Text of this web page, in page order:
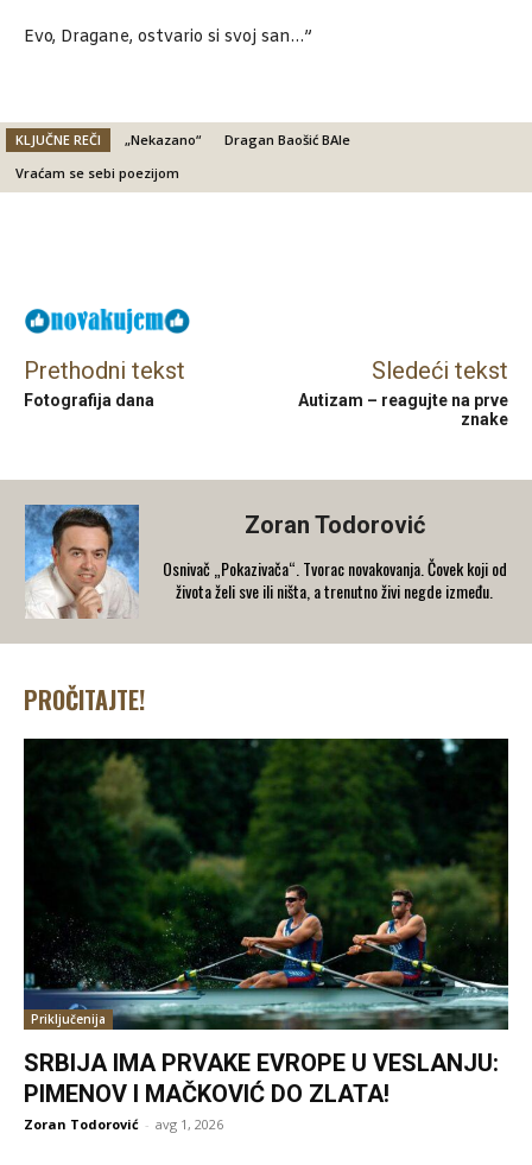
Evo, Dragane, ostvario si svoj san…”
KLJUČNE REČI „Nekazano“
Dragan Baošić BAle
Vraćam se sebi poezijom
Prethodni tekst
Fotografija dana
Sledeći tekst
Autizam – reagujte na prve
znake
Zoran Todorović
Osnivač „Pokazivača“. Tvorac novakovanja. Čovek koji od
života želi sve ili ništa, a trenutno živi negde između.
PROČITAJTE!
Priključenija
SRBIJA IMA PRVAKE EVROPE U VESLANJU:
PIMENOV I MAČKOVIĆ DO ZLATA!
Zoran Todorović - avg 1, 2026